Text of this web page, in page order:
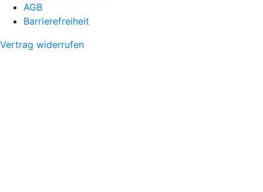
AGB
Barrierefreiheit
Vertrag widerrufen